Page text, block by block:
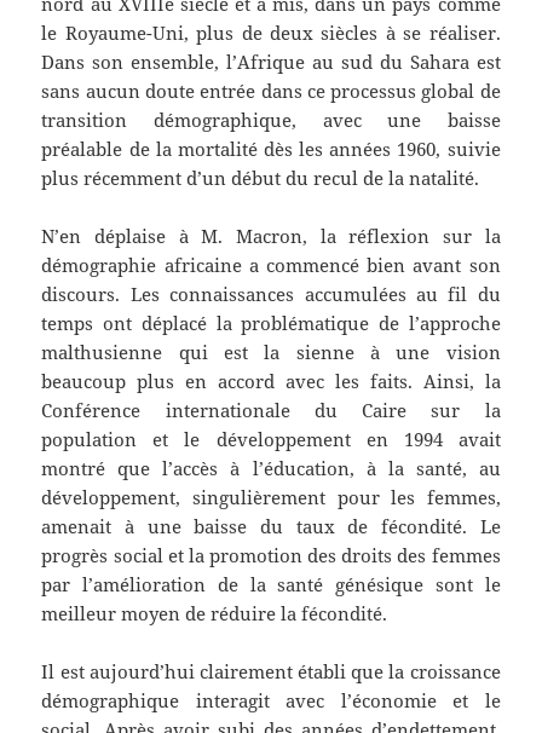
le Royaume-Uni, plus de deux siècles à se réaliser.
Dans son ensemble, l’Afrique au sud du Sahara est
sans aucun doute entrée dans ce processus global de
transition démographique, avec une baisse
préalable de la mortalité dès les années 1960, suivie
plus récemment d’un début du recul de la natalité.
N’en déplaise à M. Macron, la réflexion sur la
démographie africaine a commencé bien avant son
discours. Les connaissances accumulées au fil du
temps ont déplacé la problématique de l’approche
malthusienne qui est la sienne à une vision
beaucoup plus en accord avec les faits. Ainsi, la
Conférence internationale du Caire sur la
population et le développement en 1994 avait
montré que l’accès à l’éducation, à la santé, au
développement, singulièrement pour les femmes,
amenait à une baisse du taux de fécondité. Le
progrès social et la promotion des droits des femmes
par l’amélioration de la santé génésique sont le
meilleur moyen de réduire la fécondité.
Il est aujourd’hui clairement établi que la croissance
démographique interagit avec l’économie et le